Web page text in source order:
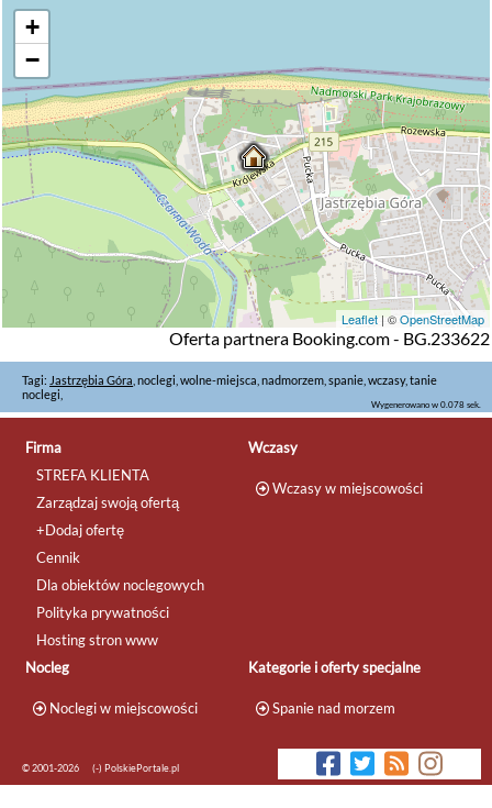
+
−
Leaflet| ©OpenStreetMap
Oferta partnera Booking.com - BG.233622
Tagi: Jastrzębia Góra , noclegi, wolne-miejsca, nadmorzem, spanie, wczasy, tanie
noclegi,
Wygenerowano w 0.078 sek.
Firma
STREFA KLIENTA
Zarządzaj swoją ofertą
+Dodaj ofertę
Cennik
Dla obiektów noclegowych
Polityka prywatności
Hosting stron www
Wczasy
Wczasy w miejscowości
Nocleg
Noclegi w miejscowości
Kategorie i oferty specjalne
Spanie nad morzem
© 2001-2026 (-) PolskiePortale.pl